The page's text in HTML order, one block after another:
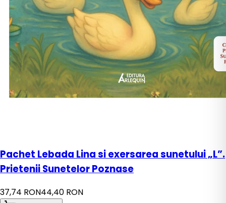
Pachet Lebada Lina si exersarea sunetului „L”.
Prietenii Sunetelor Poznase
37,74 RON44,40 RON